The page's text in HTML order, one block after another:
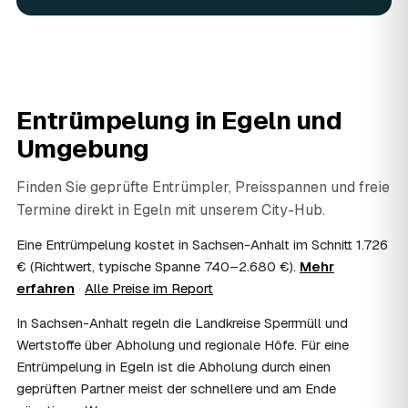
AWL Zentrum vermittelt nur die Entrümpler und ersetzt
keine Steuerberatung — die konkrete Anrechnung klären
Sie mit Ihrem Finanzamt oder Steuerberater.
Kosten?
Im Einzelfall ist das möglich — etwa bei einer
Wohnungsauflösung im Rahmen von Sozialhilfe oder
einem vom Amt veranlassten Umzug. Wichtig: Den Antrag
stellen Sie vor Auftragserteilung beim zuständigen Amt
und holen die Kostenübernahme schriftlich ein. AWL
über die Kostenübernahme.
08 Bekomme ich einen Entsorgungsnachweis?
Ja. Die Partner entsorgen über zugelassene Höfe und
stellen auf Wunsch einen Entsorgungsnachweis aus —
Entrümpelung in Egeln und
Umgebung
Finden Sie geprüfte Entrümpler, Preisspannen und freie
Termine direkt in Egeln mit unserem City-Hub.
Eine Entrümpelung kostet in Sachsen-Anhalt im Schnitt 1.726
€ (Richtwert, typische Spanne 740–2.680 €). Mehr
erfahren · Alle Preise im Report
In Sachsen-Anhalt regeln die Landkreise Sperrmüll und
Wertstoffe über Abholung und regionale Höfe. Für eine
Entrümpelung in Egeln ist die Abholung durch einen
geprüften Partner meist der schnellere und am Ende